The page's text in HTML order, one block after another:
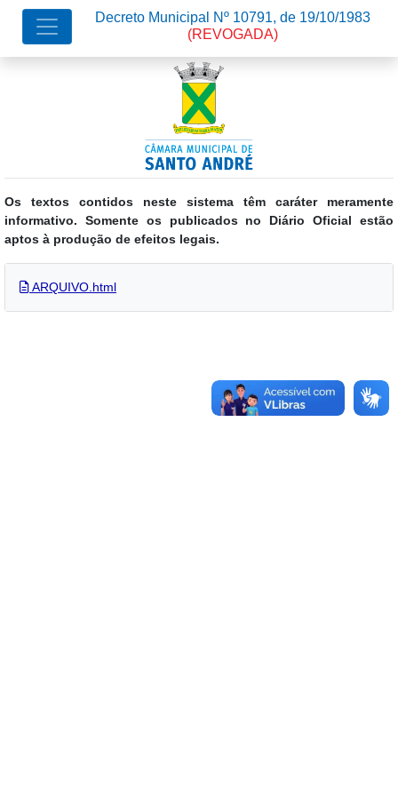
Os textos contidos neste sistema têm caráter meramente
informativo. Somente os publicados no Diário Oficial estão
aptos à produção de efeitos legais.
Decreto Municipal Nº 10791, de 19/10/1983
(REVOGADA)
ARQUIVO.html